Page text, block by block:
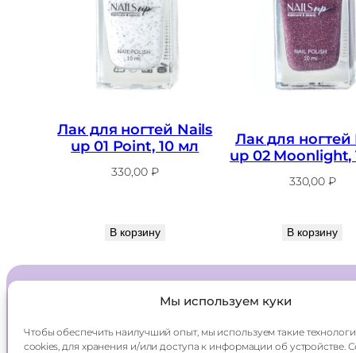
Мы используем куки
Чтобы обеспечить наилучший опыт, мы используем такие
cookies, для хранения и/или доступа к информации об устройстве.
Лак для ногтей Nails
up 01 Point, 10 мл
330,00 ₽
В корзину
Лак для ногтей
up 02 Moonlight,
330,00₽
В корзину
Каталог
Оплата